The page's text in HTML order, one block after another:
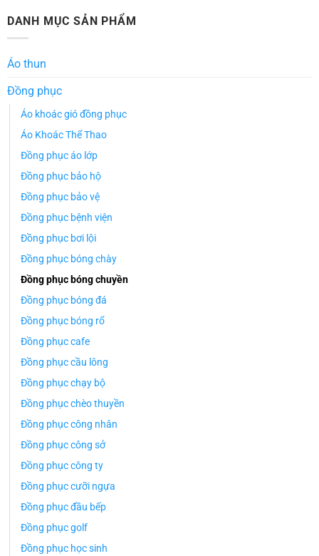
DANH MỤC SẢN PHẨM
Áo thun
Đồng phục
Áo khoác gió đồng phục
Áo Khoác Thể Thao
Đồng phục áo lớp
Đồng phục bảo hộ
Đồng phục bảo vệ
Đồng phục bệnh viện
Đồng phục bơi lội
Đồng phục bóng chày
Đồng phục bóng chuyền
Đồng phục bóng đá
Đồng phục bóng rổ
Đồng phục cafe
Đồng phục cầu lông
Đồng phục chạy bộ
Đồng phục chèo thuyền
Đồng phục công nhân
Đồng phục công sở
Đồng phục công ty
Đồng phục cưỡi ngựa
Đồng phục đầu bếp
Đồng phục golf
Đồng phục học sinh